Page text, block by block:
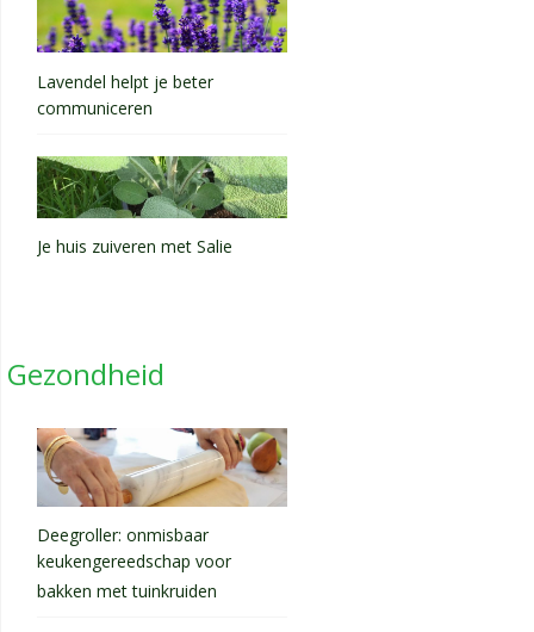
Lavendel helpt je beter
communiceren
Je huis zuiveren met Salie
Gezondheid
Deegroller: onmisbaar
keukengereedschap voor
bakken met tuinkruiden